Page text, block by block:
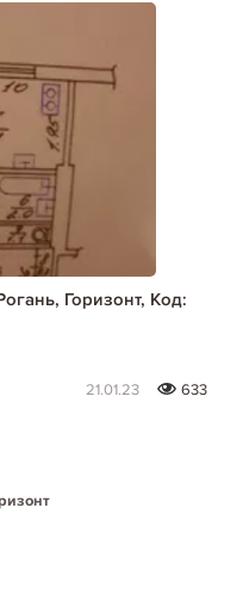
Горизонт, Код:
21.01.23
633